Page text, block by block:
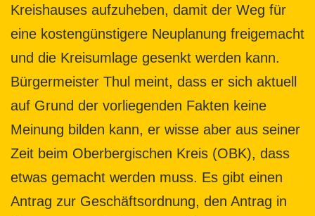
Kreishauses aufzuheben, damit der Weg für
eine kostengünstigere Neuplanung freigemacht
und die Kreisumlage gesenkt werden kann.
Bürgermeister Thul meint, dass er sich aktuell
auf Grund der vorliegenden Fakten keine
Meinung bilden kann, er wisse aber aus seiner
Zeit beim Oberbergischen Kreis (OBK), dass
etwas gemacht werden muss. Es gibt einen
Antrag zur Geschäftsordnung, den Antrag in